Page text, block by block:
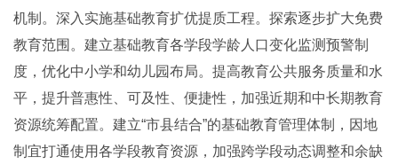
机制。深入实施基础教育扩优提质工程。探索逐步扩大免费
教育范围。建立基础教育各学段学龄人口变化监测预警制
度，优化中小学和幼儿园布局。提高教育公共服务质量和水
平，提升普惠性、可及性、便捷性，加强近期和中长期教育
资源统筹配置。建立“市县结合”的基础教育管理体制，因地
制宜打通使用各学段教育资源，加强跨学段动态调整和余缺